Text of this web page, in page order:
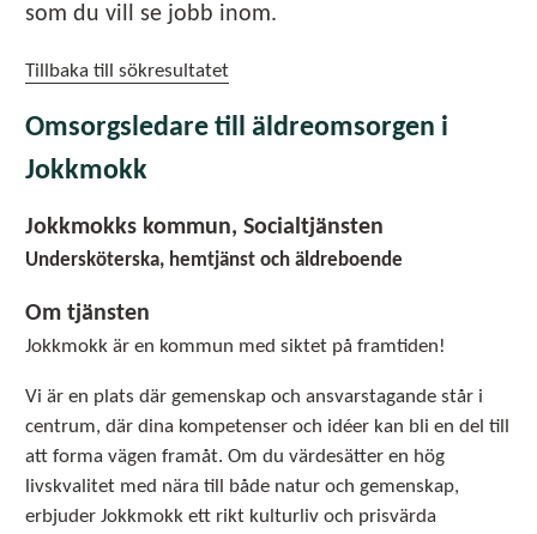
som du vill se jobb inom.
Tillbaka till sökresultatet
Omsorgsledare till äldreomsorgen i
Jokkmokk
Jokkmokks kommun, Socialtjänsten
Undersköterska, hemtjänst och äldreboende
Om tjänsten
Jokkmokk är en kommun med siktet på framtiden!
Vi är en plats där gemenskap och ansvarstagande står i
centrum, där dina kompetenser och idéer kan bli en del till
att forma vägen framåt. Om du värdesätter en hög
livskvalitet med nära till både natur och gemenskap,
erbjuder Jokkmokk ett rikt kulturliv och prisvärda